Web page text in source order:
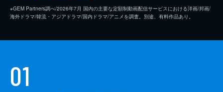
※GEM Partners調べ/2026年7⽉ 国内の主要な定額制動画配信サービスにおける洋画/邦画/
海外ドラマ/韓流・アジアドラマ/国内ドラマ/アニメを調査。別途、有料作品あり。
01